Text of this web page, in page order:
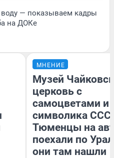
— показываем кадры
на ДОКе
МНЕНИЕ
Музей
церковь с
самоцветами и
символика
Тюменцы на
поехали по
они там нашли